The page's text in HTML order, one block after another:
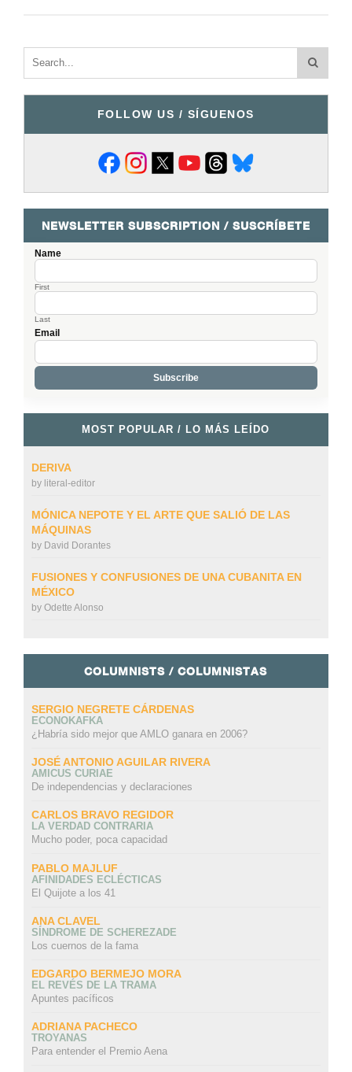
FOLLOW US / SÍGUENOS
NEWSLETTER SUBSCRIPTION / SUSCRÍBETE
Name
First
Last
Email
MOST POPULAR / LO MÁS LEÍDO
DERIVA
by literal-editor
MÓNICA NEPOTE Y EL ARTE QUE SALIÓ DE LAS
MÁQUINAS
by David Dorantes
FUSIONES Y CONFUSIONES DE UNA CUBANITA EN
MÉXICO
by Odette Alonso
COLUMNISTS / COLUMNISTAS
SERGIO NEGRETE CÁRDENAS
ECONOKAFKA
¿Habría sido mejor que AMLO ganara en 2006?
JOSÉ ANTONIO AGUILAR RIVERA
AMICUS CURIAE
De independencias y declaraciones
CARLOS BRAVO REGIDOR
LA VERDAD CONTRARIA
Mucho poder, poca capacidad
PABLO MAJLUF
AFINIDADES ECLÉCTICAS
El Quijote a los 41
ANA CLAVEL
SÍNDROME DE SCHEREZADE
Los cuernos de la fama
EDGARDO BERMEJO MORA
EL REVÉS DE LA TRAMA
Apuntes pacíficos
ADRIANA PACHECO
TROYANAS
Para entender el Premio Aena